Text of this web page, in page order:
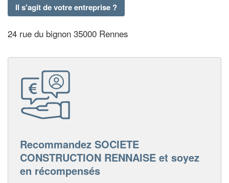
Il s'agit de votre entreprise ?
24 rue du bignon 35000 Rennes
Recommandez SOCIETE
CONSTRUCTION RENNAISE et soyez
en récompensés